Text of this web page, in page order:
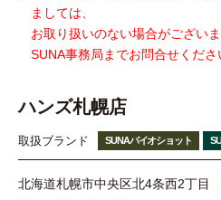
ましては、
お取り扱いのない場合がござい
SUNA事務局までお問合せくださ
ハンズ札幌店
取扱ブランド SUNAバイオショット
北海道札幌市中央区北4条西2丁目